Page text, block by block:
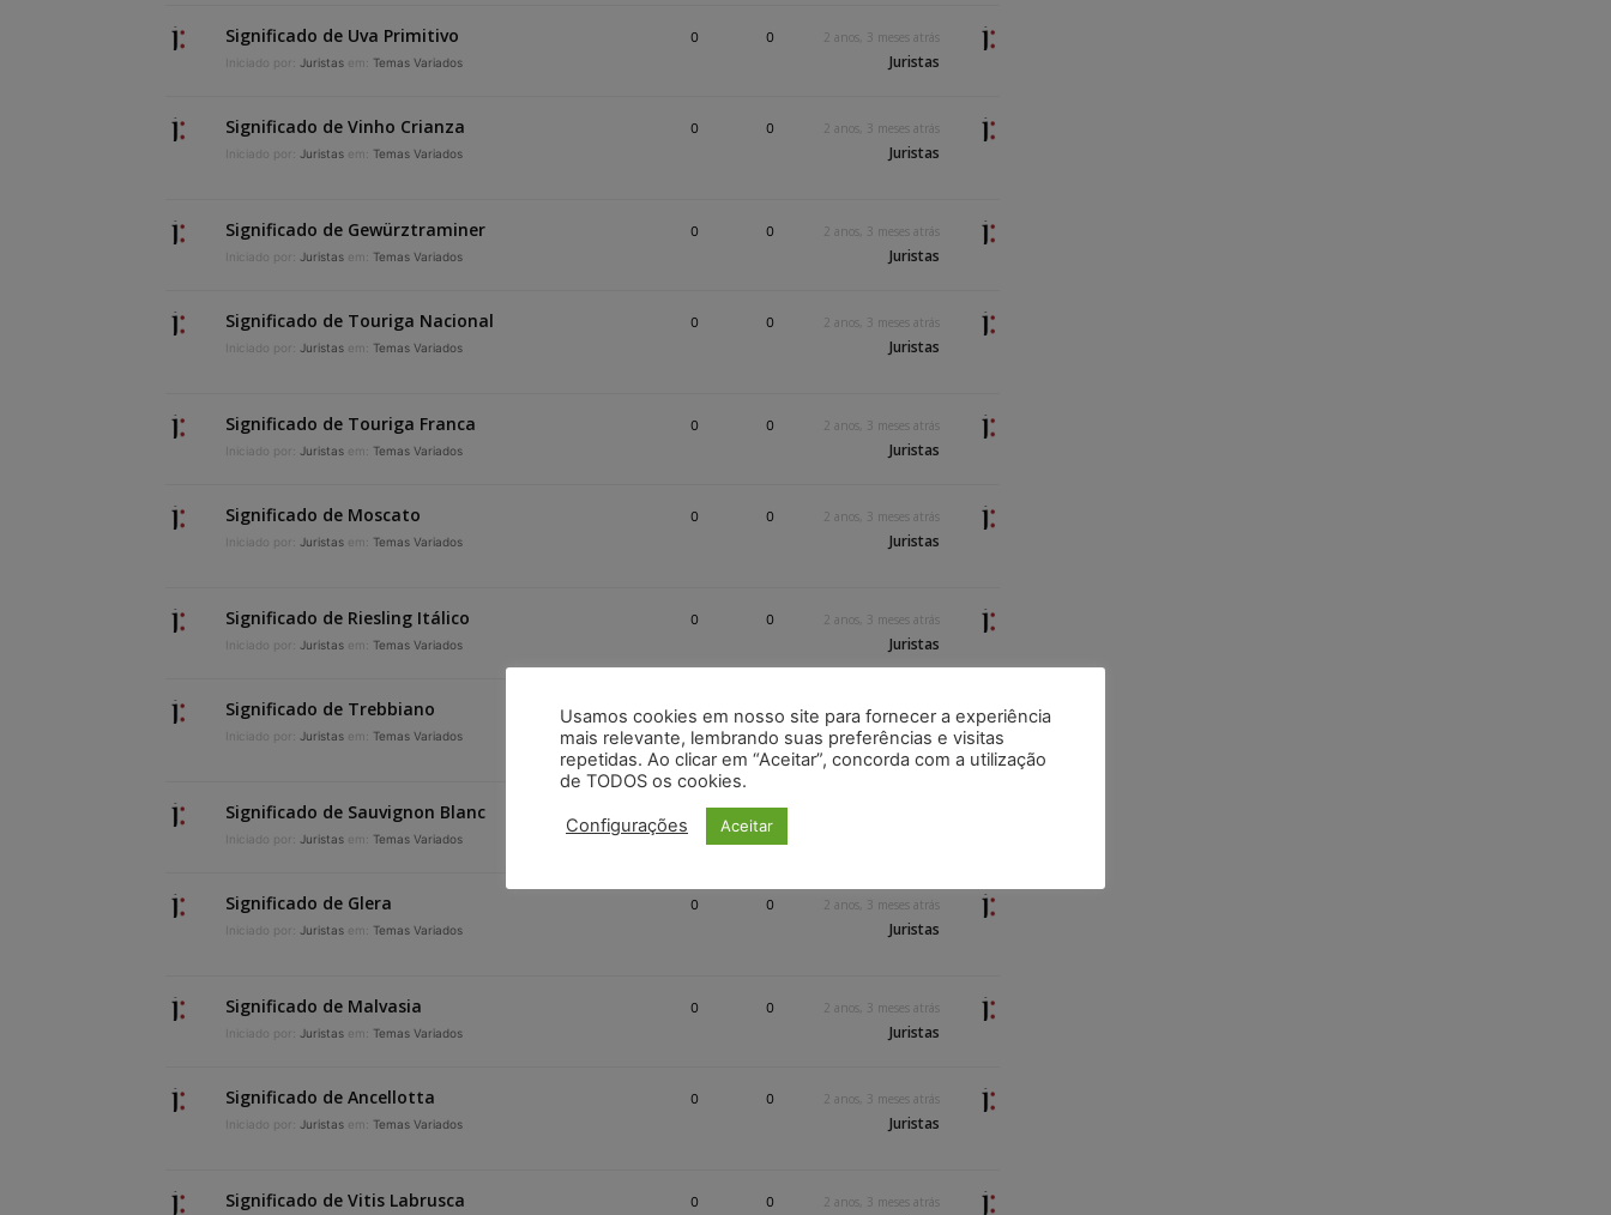
Significado de Uva Primitivo
Iniciado por: Juristas em: Temas Variados
0 0 2 anos, 3 meses atrás
Juristas
Significado de Vinho Crianza
Iniciado por: Juristas em: Temas Variados
0 0 2 anos, 3 meses atrás
Juristas
Significado de Gewürztraminer
Iniciado por: Juristas em: Temas Variados
0 0 2 anos, 3 meses atrás
Juristas
Significado de Touriga Nacional
Iniciado por: Juristas em: Temas Variados
0 0 2 anos, 3 meses atrás
Juristas
Significado de Touriga Franca
Iniciado por: Juristas em: Temas Variados
0 0 2 anos, 3 meses atrás
Juristas
Significado de Moscato
Iniciado por: Juristas em: Temas Variados
0 0 2 anos, 3 meses atrás
Juristas
Significado de Riesling Itálico
Iniciado por: Juristas em: Temas Variados
0 0 2 anos, 3 meses atrás
Juristas
Significado de Trebbiano
Iniciado por: Juristas em: Temas Variados
0 0 2 anos, 3 meses atrás
Juristas
Significado de Sauvignon Blanc
Iniciado por: Juristas em: Temas Variados
Significado de Glera
Iniciado por: Juristas em: Temas Variados
0 0 2 anos, 3 meses atrás
Juristas
Significado de Malvasia
Iniciado por: Juristas em: Temas Variados
0 0 2 anos, 3 meses atrás
Juristas
Significado de Ancellotta
Iniciado por: Juristas em: Temas Variados
0 0 2 anos, 3 meses atrás
Juristas
Significado de Vitis Labrusca 0 0 2 anos, 3 meses atrás
Usamos cookies em nosso site para fornecer a experiência
mais relevante, lembrando suas preferências e visitas
repetidas. Ao clicar em “Aceitar”, concorda com a utilização
de TODOS os cookies.
Configurações Aceitar